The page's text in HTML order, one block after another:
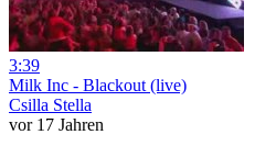
3:39
Milk Inc - Blackout (live)
Csilla Stella
vor 17 Jahren